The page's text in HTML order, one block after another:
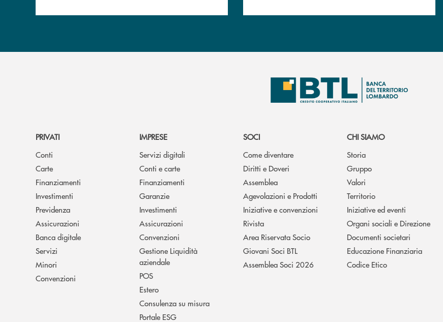
PRIVATI
Conti
Carte
Finanziamenti
Investimenti
Previdenza
Assicurazioni
Banca digitale
Servizi
Minori
Convenzioni
IMPRESE
Servizi digitali
Conti e carte
Finanziamenti
Garanzie
Investimenti
Assicurazioni
Convenzioni
Gestione Liquidità
aziendale
POS
Estero
Consulenza su misura
Portale ESG
SOCI
Come diventare
Diritti e Doveri
Assemblea
Agevolazioni e Prodotti
Iniziative e convenzioni
Rivista
Area Riservata Socio
Giovani Soci BTL
Assemblea Soci 2026
CHI SIAMO
Storia
Gruppo
Valori
Territorio
Iniziative ed eventi
Organi sociali e Direzione
Documenti societari
Educazione Finanziaria
Codice Etico